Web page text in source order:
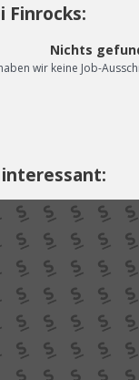
Finrocks:
Nichts
wir keine Job-